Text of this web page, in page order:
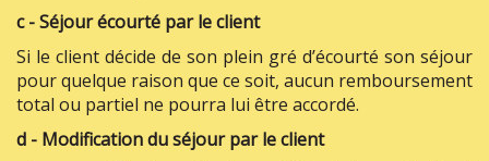
c - Séjour écourté par le client
Si le client décide de son plein gré d’écourté son séjour
pour quelque raison que ce soit, aucun remboursement
total ou partiel ne pourra lui être accordé.
d - Modification du séjour par le client